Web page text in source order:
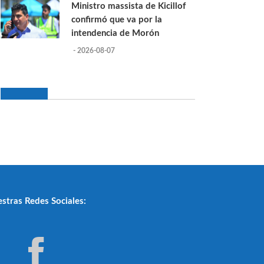
Ministro massista de Kicillof
confirmó que va por la
intendencia de Morón
- 2026-08-07
Redes Sociales: